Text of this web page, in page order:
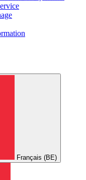
Français (BE)